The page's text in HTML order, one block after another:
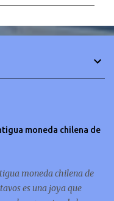
moneda chilena de
moneda chilena de
es una joya que